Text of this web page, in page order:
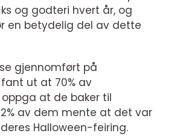
og godteri hvert år, og
en betydelig del av dette
gjennomført på
ut at 70% av
at de baker til
av dem mente at det var
Halloween-feiring.